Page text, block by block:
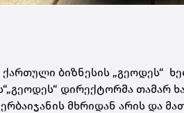
ბიზნესის „გეოდეს“
დირექტორმა თამარ
მხრიდან არის და